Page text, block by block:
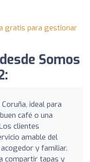
gratis para gestionar
Somos
ideal para
café o una
clientes
amable del
y familiar.
compartir tapas y